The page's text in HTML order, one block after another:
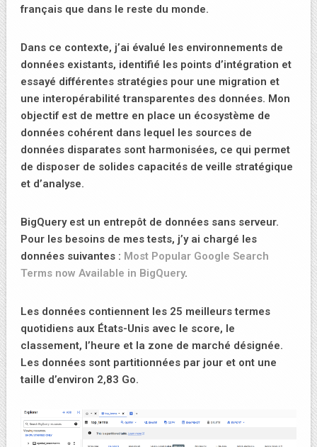
français que dans le reste du monde.
Dans ce contexte, j’ai évalué les environnements de
données existants, identifié les points d’intégration et
essayé différentes stratégies pour une migration et
une interopérabilité transparentes des données. Mon
objectif est de mettre en place un écosystème de
données cohérent dans lequel les sources de
données disparates sont harmonisées, ce qui permet
de disposer de solides capacités de veille stratégique
et d’analyse.
BigQuery est un entrepôt de données sans serveur.
Pour les besoins de mes tests, j’y ai chargé les
données suivantes : Most Popular Google Search
Terms now Available in BigQuery.
Les données contiennent les 25 meilleurs termes
quotidiens aux États-Unis avec le score, le
classement, l’heure et la zone de marché désignée.
Les données sont partitionnées par jour et ont une
taille d’environ 2,83 Go.